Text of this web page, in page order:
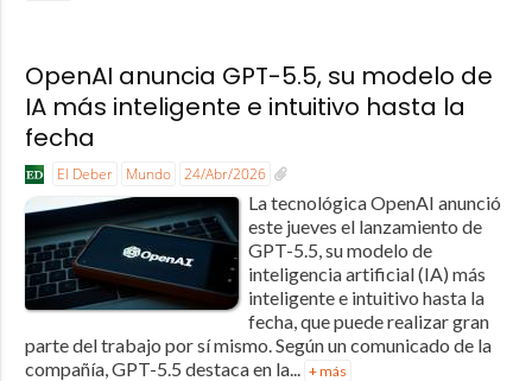
OpenAI anuncia GPT-5.5, su modelo de
IA más inteligente e intuitivo hasta la
fecha
El Deber Mundo 24/Abr/2026
La tecnológica OpenAI anunció
este jueves el lanzamiento de
GPT-5.5, su modelo de
inteligencia artificial (IA) más
inteligente e intuitivo hasta la
fecha, que puede realizar gran
parte del trabajo por sí mismo. Según un comunicado de la
compañía, GPT-5.5 destaca en la...
+ más